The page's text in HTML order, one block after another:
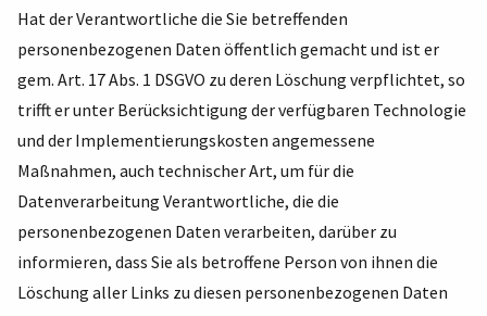
Hat der Verantwortliche die Sie betreffenden
personenbezogenen Daten öffentlich gemacht und ist er
gem. Art. 17 Abs. 1 DSGVO zu deren Löschung verpflichtet, so
trifft er unter Berücksichtigung der verfügbaren Technologie
und der Implementierungskosten angemessene
Maßnahmen, auch technischer Art, um für die
Datenverarbeitung Verantwortliche, die die
personenbezogenen Daten verarbeiten, darüber zu
informieren, dass Sie als betroffene Person von ihnen die
Löschung aller Links zu diesen personenbezogenen Daten